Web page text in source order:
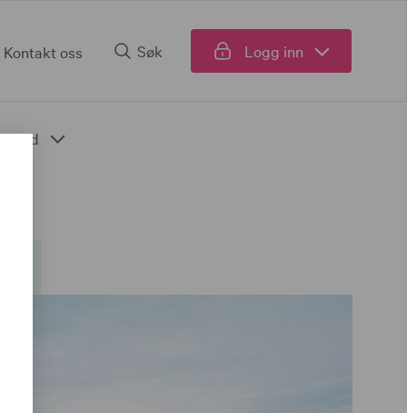
Fond
Kontakt oss Søk Logg inn